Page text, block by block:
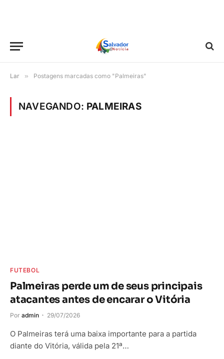
Lar » Postagens marcadas como "Palmeiras"
NAVEGANDO: PALMEIRAS
FUTEBOL
Palmeiras perde um de seus principais
atacantes antes de encarar o Vitória
Por admin 29/07/2026
O Palmeiras terá uma baixa importante para a partida
diante do Vitória, válida pela 21ª…